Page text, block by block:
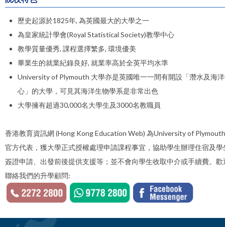
歷史起源於1825年, 為英國最大的大學之一
為皇家統計學會(Royal Statistical Society)教學中心
教學質量優秀, 課程選擇繁多, 環境優美
畢業生的就業紀錄良好, 就業率高於全英平均水準
University of Plymouth 大學亦是英國唯一一間有開設「潛水及海
心」的大學，可見其海洋生物學系是非常出色
大學擁有超過30,000名大學生及3000名教職員
香港教育資訊網 (Hong Kong Education Web) 為University of
官方代表，獲大學正式授權處理申請課程事宜，協助學生辦理住宿及學
簽證申請、出發前後提供支援等；並不會向學生收取中介或手續費。歡
聯絡我們的升學顧問: